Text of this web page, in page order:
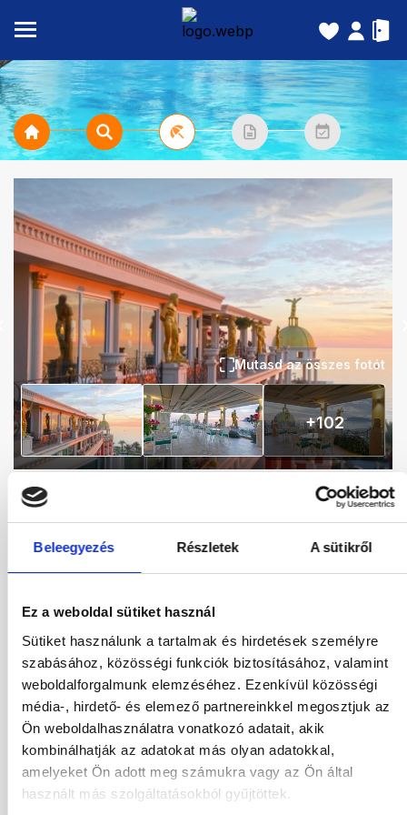
Beleegyezés Részletek A sütikről
Ez a weboldal sütiket használ
Sütiket használunk a tartalmak és hirdetések személyre
szabásához, közösségi funkciók biztosításához, valamint
weboldalforgalmunk elemzéséhez. Ezenkívül közösségi
média-, hirdető- és elemező partnereinkkel megosztjuk az
Ön weboldalhasználatra vonatkozó adatait, akik
kombinálhatják az adatokat más olyan adatokkal,
amelyeket Ön adott meg számukra vagy az Ön által
használt más szolgáltatásokból gyűjtöttek.
Mutasd az összes fotót
+102
Antique Roman Palace
Törökország Török Riviéra
vagy térjvissza a főoldalra.
Hotel leírás_-1 Hotel leírás
Program leírás Várható menetrend
Térkép